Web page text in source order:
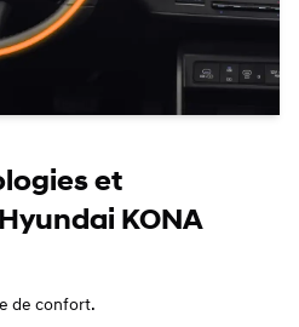
et
KONA
de confort.